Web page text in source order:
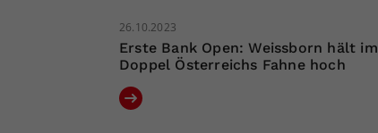
26.10.2023
Erste Bank Open: Weissborn hält im
Doppel Österreichs Fahne hoch